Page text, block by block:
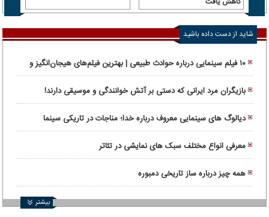
شاید از دست داده باشید
۱۰ فیلم سینمایی درباره حوادث طبیعی | بهترین فیلم‌های هیجان‌انگیز و
واقعی
بازیگران مرد ایرانی که دستی بر آتش خوانندگی و موسیقی دارند!
دیالوگ های سینمایی معروف درباره خدا؛ مناجات در تاریکی سینما
معرفی انواع مختلف سبک های نمایشی در تئاتر
همه چیز درباره ساز تاریخی دمبوره
بیشتر